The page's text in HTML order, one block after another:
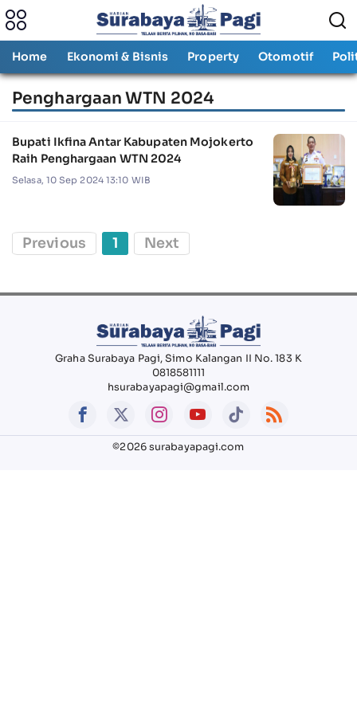
Home Ekonomi & Bisnis Property Otomotif
Penghargaan WTN 2024
Bupati Ikfina Antar Kabupaten Mojokerto
Raih Penghargaan WTN 2024
Selasa, 10 Sep 2024 13:10 WIB
Previous 1 Next
Graha Surabaya Pagi, Simo Kalangan II No. 183 K
0818581111
hsurabayapagi@gmail.com
©2026 surabayapagi.com